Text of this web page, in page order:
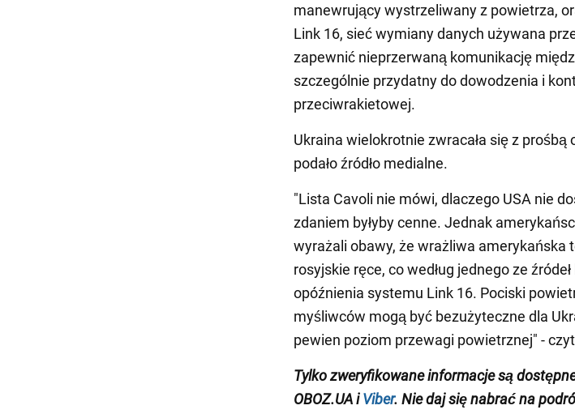
manewrujący wystrzeliwany z powietrza,
Link 16, sieć wymiany danych używana
zapewnić nieprzerwaną komunikację
szczególnie przydatny do dowodzenia i
przeciwrakietowej.
Ukraina wielokrotnie zwracała się z prośbą
podało źródło medialne.
"Lista Cavoli nie mówi, dlaczego USA nie
zdaniem byłyby cenne. Jednak
wyrażali obawy, że wrażliwa amerykańska
rosyjskie ręce, co według jednego ze
opóźnienia systemu Link 16. Pociski
myśliwców mogą być bezużyteczne dla
pewien poziom przewagi powietrznej" -
Tylkozweryfikowane informacje są
OBOZ.UA iViber. Nie daj się nabrać na